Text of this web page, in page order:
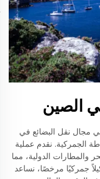
الصين
مجال نقل البضائع في
الجمركية. نقدم عملية
والمطارات الدولية، مما
جمركيًا مرخصًا، نساعد